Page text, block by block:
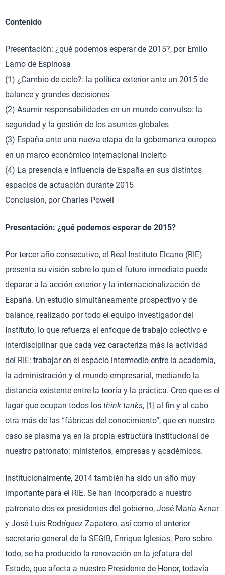
Contenido
Presentación: ¿qué podemos esperar de 2015?, por Emlio
Lamo de Espinosa
(1) ¿Cambio de ciclo?: la política exterior ante un 2015 de
balance y grandes decisiones
(2) Asumir responsabilidades en un mundo convulso: la
seguridad y la gestión de los asuntos globales
(3) España ante una nueva etapa de la gobernanza europea
en un marco económico internacional incierto
(4) La presencia e influencia de España en sus distintos
espacios de actuación durante 2015
Conclusión, por Charles Powell
Presentación: ¿qué podemos esperar de 2015?
Por tercer año consecutivo, el Real Instituto Elcano (RIE)
presenta su visión sobre lo que el futuro inmediato puede
deparar a la acción exterior y la internacionalización de
España. Un estudio simultáneamente prospectivo y de
balance, realizado por todo el equipo investigador del
Instituto, lo que refuerza el enfoque de trabajo colectivo e
interdisciplinar que cada vez caracteriza más la actividad
del RIE: trabajar en el espacio intermedio entre la academia,
la administración y el mundo empresarial, mediando la
distancia existente entre la teoría y la práctica. Creo que es el
lugar que ocupan todos los think tanks, [1] al fin y al cabo
otra más de las “fábricas del conocimiento”, que en nuestro
caso se plasma ya en la propia estructura institucional de
nuestro patronato: ministerios, empresas y académicos.
Institucionalmente, 2014 también ha sido un año muy
importante para el RIE. Se han incorporado a nuestro
patronato dos ex presidentes del gobierno, José María Aznar
y José Luis Rodríguez Zapatero, así como el anterior
secretario general de la SEGIB, Enrique Iglesias. Pero sobre
todo, se ha producido la renovación en la jefatura del
Estado, que afecta a nuestro Presidente de Honor, todavía